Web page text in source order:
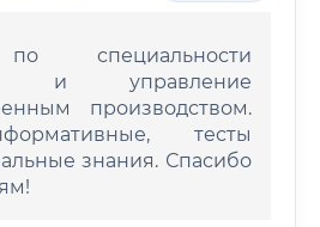
специальности
и управление
производством.
тесты
знания. Спасибо